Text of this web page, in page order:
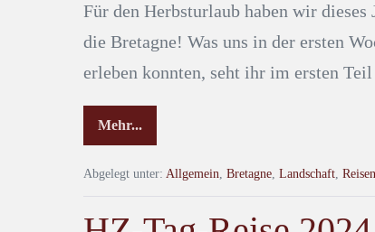
Für den Herbsturlaub haben wir
die Bretagne! Was uns in der ersten
erleben konnten, seht ihr im ersten Teil
Mehr...
Abgelegt unter: Allgemein, Bretagne, Landschaft, Reisen